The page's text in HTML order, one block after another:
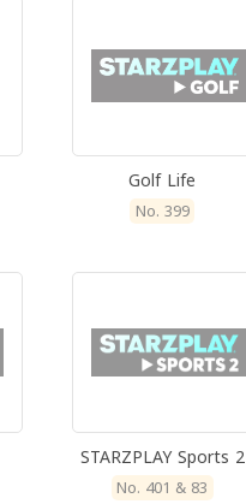
Golf Life
No. 399
STARZPLAY Sports 2
No. 401 & 83